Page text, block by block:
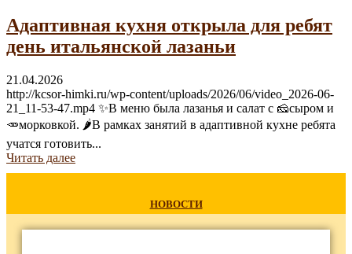
Адаптивная кухня открыла для ребят
день итальянской лазаньи
21.04.2026
http://kcsor-himki.ru/wp-content/uploads/2026/06/video_2026-06-
21_11-53-47.mp4 ✨В меню была лазанья и салат с 🧀сыром и
🥕морковкой. 🌶В рамках занятий в адаптивной кухне ребята
учатся готовить...
Читать далее
НОВОСТИ